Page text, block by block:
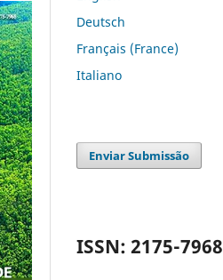
Deutsch
Français (France)
Italiano
Enviar Submissão
ISSN: 2175-7968